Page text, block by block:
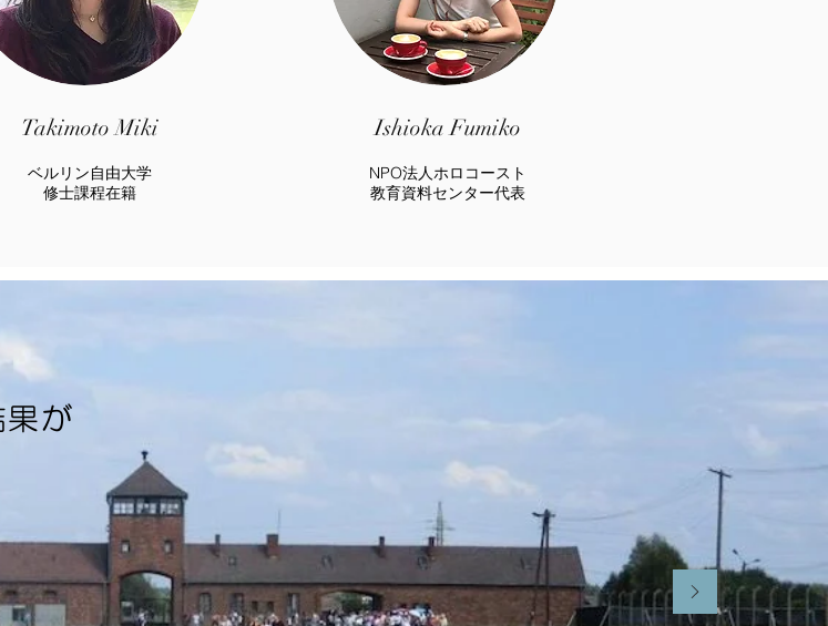
Takimoto Miki
ベルリン自由大学
修士課程在籍
Ishioka Fumiko
NPO法人ホロコースト
教育資料センター代表
結果が